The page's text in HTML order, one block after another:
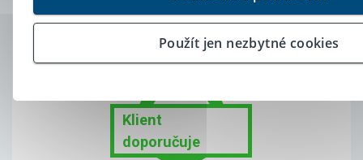
svým přátelům a známým?
Hodnocení:5.0 /5
Klient
doporučuje
Použít jen nezbytné cookies